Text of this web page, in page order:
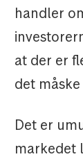
handler
at der er
det
Det er
markedet